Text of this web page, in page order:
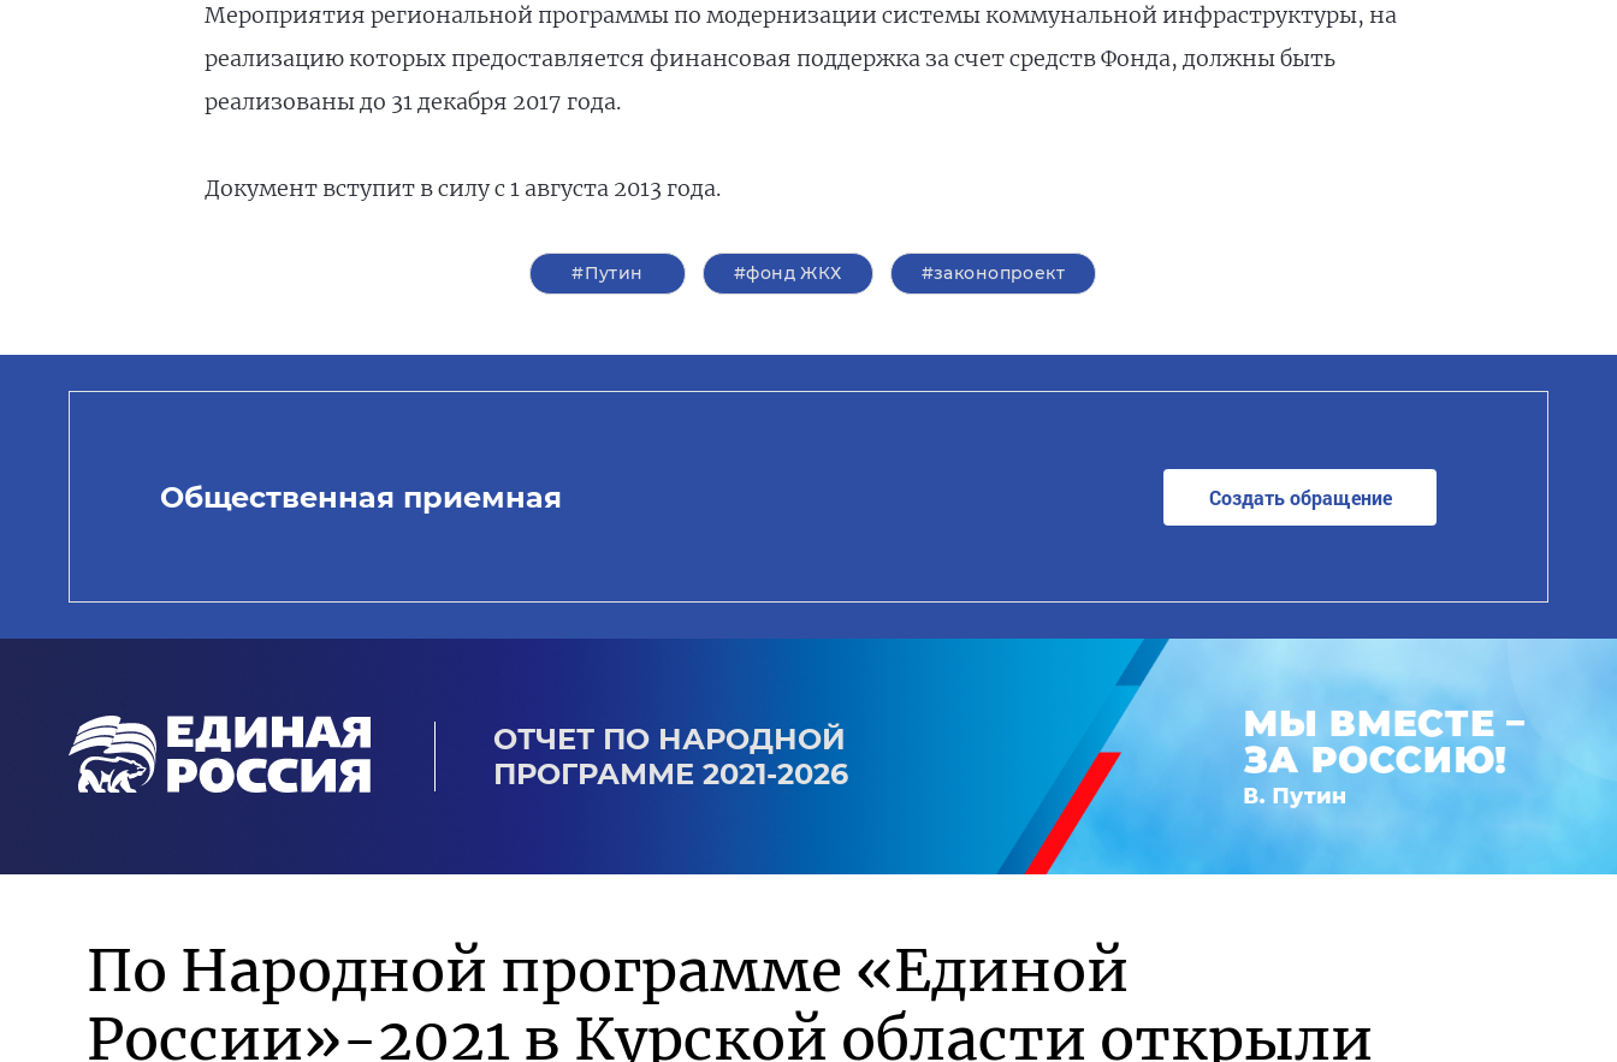
Мероприятия региональной программы по модернизации системы коммунальной инфраструктуры, на
реализацию которых предоставляется финансовая поддержка за счет средств Фонда, должны быть
реализованы до 31 декабря 2017 года.
Документ вступит в силу с 1 августа 2013 года.
#Путин #фонд ЖКХ #законопроект
Общественная приемная Создать обращение
ОТЧЕТ ПО НАРОДНОЙ
ПРОГРАММЕ 2021-2026
По Народной программе «Единой
России»-2021 в Курской области открыли